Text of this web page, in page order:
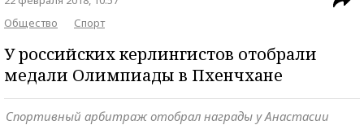
Общество
Спорт
У российских керлингистов отобрали
медали Олимпиады в Пхенчхане
Спортивный арбитраж отобрал награды у Анастасии